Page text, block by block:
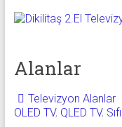
|
TV
Alanlar
Televizyon Alanlar
OLED TV, QLED TV,